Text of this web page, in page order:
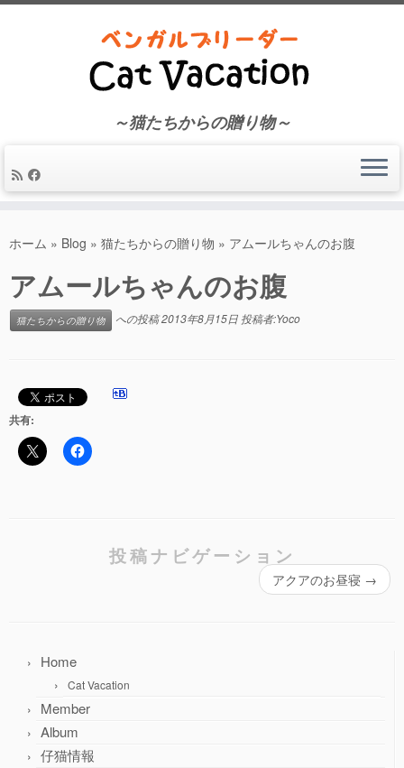
ン
へ
～猫たちからの贈り物～
ホーム » Blog » 猫たちからの贈り物 » アムールちゃんのお腹
アムールちゃんのお腹
猫たちからの贈り物 への投稿2013年8月15日 投稿者:Yoco
共有:
投稿ナビゲーション
アクアのお昼寝 →
Home
Cat Vacation
Member
Album
仔猫情報